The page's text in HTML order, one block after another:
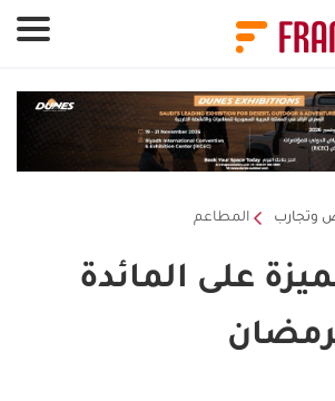
المطاعم
على المائدة
لوحة إدارة ملفات تعريف الارتباط